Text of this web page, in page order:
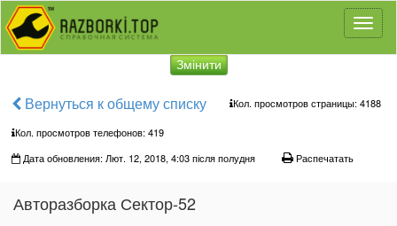
Змінити
Вернуться к общему списку Кол. просмотров страницы: 4188
Кол. просмотров телефонов: 419
Дата обновления: Лют. 12, 2018, 4:03 після полудня
Распечатать
Авторазборка Сектор-52